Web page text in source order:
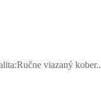
viazaný kober..